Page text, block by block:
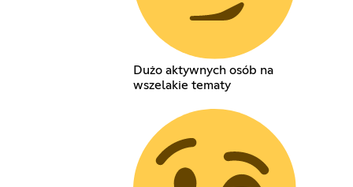
Dużo aktywnych osób na
wszelakie tematy